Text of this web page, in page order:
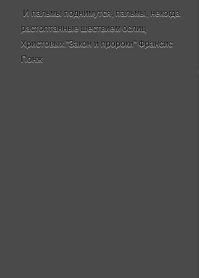
И пальмы поднимутся, пальмы, некогда
растоптанные шествием ослиц
Христовых."Закон и пророки" Франсис
Понж